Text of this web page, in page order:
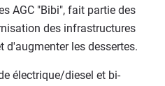
AGC "Bibi", fait partie des
des infrastructures
d'augmenter les dessertes.
électrique/diesel et bi-